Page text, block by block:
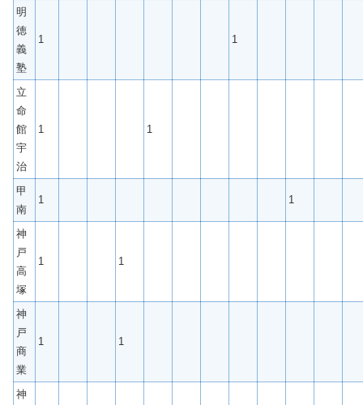
明
徳
義
塾
1 1
立
命
館
宇
治
1 1
甲
南
1 1
神
戸
高
塚
1 1
神
戸
商
業
1 1
神